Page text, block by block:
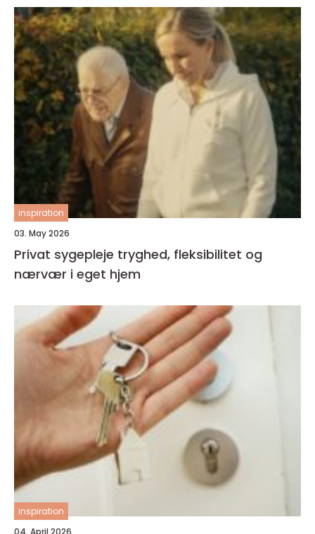
inspiration
03. May 2026
Privat sygepleje tryghed, fleksibilitet og
nærvær i eget hjem
inspiration
04. April 2026